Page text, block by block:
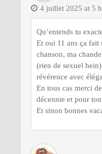
4 juillet 2025 at 5
Qu’entends tu
Et oui 11 ans ça
chanson, ma
(rien de sexuel
révérence avec
En tous cas merci
décennie et pour
Et sinon bonnes